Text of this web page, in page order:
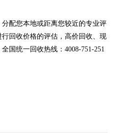
配您本地或距离您较近的专业评
回收价格的评估，高价回收、现
国统一回收热线：4008-751-251